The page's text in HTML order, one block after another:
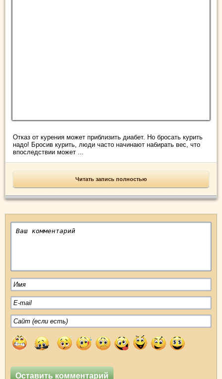
Отказ от курения может приблизить диабет. Но бросать курить
надо! Бросив курить, люди часто начинают набирать вес, что
впоследствии может ...
Читать запись полностью